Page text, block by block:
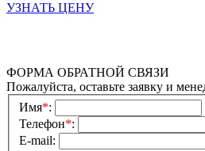
УЗНАТЬ ЦЕНУ
ФОРМА ОБРАТНОЙ СВЯЗИ
Пожалуйста, оставьте заявку и
Имя*:
Телефон*:
E-mail: